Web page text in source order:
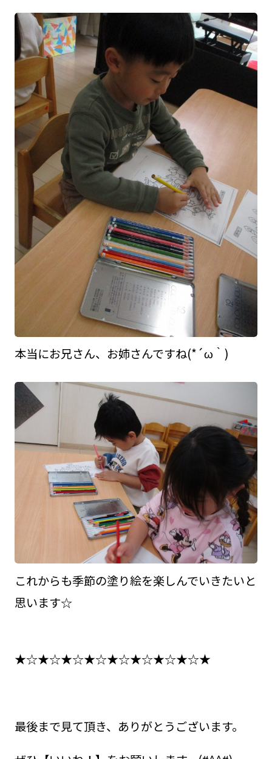
本当にお兄さん、お姉さんですね(*´ω｀)
これからも季節の塗り絵を楽しんでいきたいと
思います☆
★☆★☆★☆★☆★☆★☆★☆★☆★
最後まで見て頂き、ありがとうございます。